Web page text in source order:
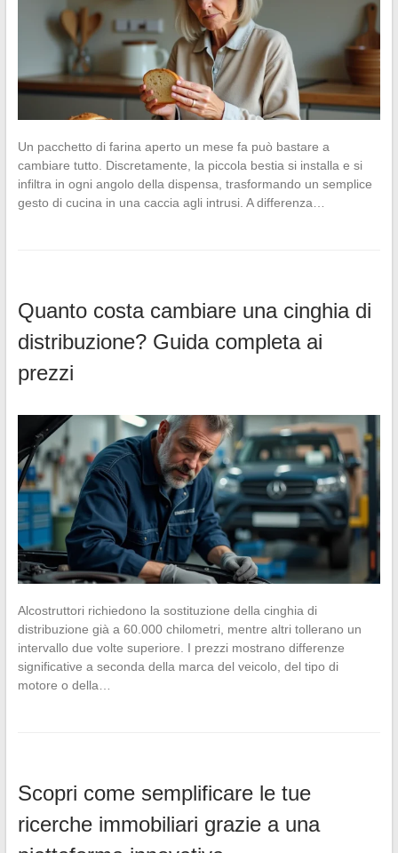
Un pacchetto di farina aperto un mese fa può bastare a
cambiare tutto. Discretamente, la piccola bestia si installa e si
infiltra in ogni angolo della dispensa, trasformando un semplice
gesto di cucina in una caccia agli intrusi. A differenza…
Quanto costa cambiare una cinghia di
distribuzione? Guida completa ai
prezzi
Alcostruttori richiedono la sostituzione della cinghia di
distribuzione già a 60.000 chilometri, mentre altri tollerano un
intervallo due volte superiore. I prezzi mostrano differenze
significative a seconda della marca del veicolo, del tipo di
motore o della…
Scopri come semplificare le tue
ricerche immobiliari grazie a una